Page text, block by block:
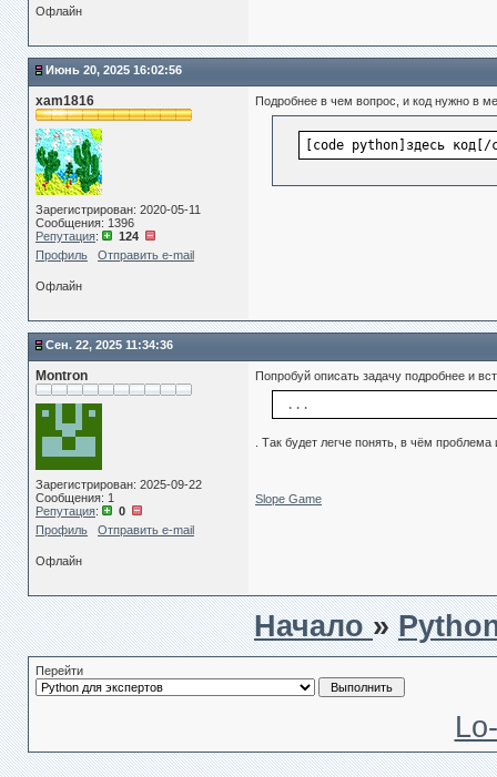
Офлайн
Июнь 20, 2025 16:02:56
xam1816
Зарегистрирован: 2020-05-11
Сообщения: 1396
Репутация:
124
Профиль
Отправить e-mail
Подробнее в чем вопрос, и код нужно в
[code python]здесь код[/
Офлайн
Сен. 22, 2025 11:34:36
Montron
Зарегистрирован: 2025-09-22
Сообщения: 1
Репутация:
0
Профиль
Отправить e-mail
Попробуй описать задачу подробнее и
...
. Так будет легче понять, в чём
Slope Game
Офлайн
Начало»
Перейти